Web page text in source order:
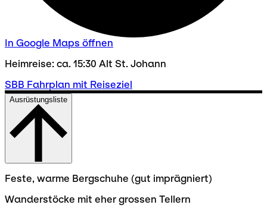
In Google Maps öffnen
Heimreise: ca. 15:30 Alt St. Johann
SBB Fahrplan mit Reiseziel
Ausrüstungsliste
Feste, warme Bergschuhe (gut imprägniert)
Wanderstöcke mit eher grossen Tellern